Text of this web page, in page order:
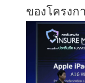
ของโครงก